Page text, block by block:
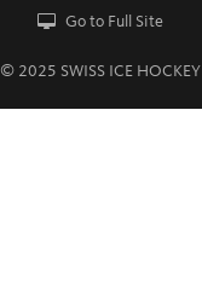
Go to Full Site
© 2025 SWISS ICE HOCKEY